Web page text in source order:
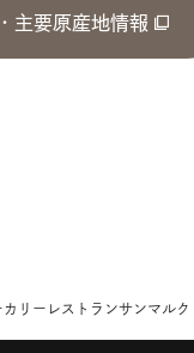
主要原産地情報
カリーレストランサンマル